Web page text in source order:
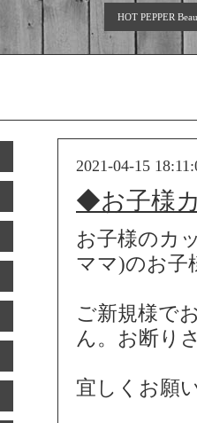
HOT PEPPER
2021-04-15
◆お子様
お子様のカ
ママ)のお子
ご新規様で
ん。お断り
宜しくお願